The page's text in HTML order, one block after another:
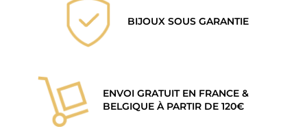
BIJOUX SOUS GARANTIE
ENVOI GRATUIT EN FRANCE &
BELGIQUE À PARTIR DE 120€